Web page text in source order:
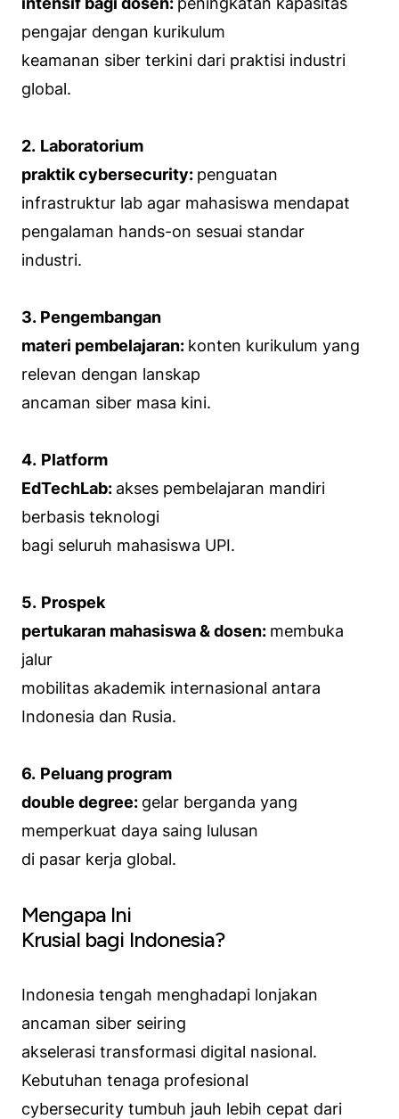
pengajar dengan kurikulum
keamanan siber terkini dari praktisi industri
global.
2. Laboratorium
praktik cybersecurity: penguatan
infrastruktur lab agar mahasiswa mendapat
pengalaman hands-on sesuai standar
industri.
3. Pengembangan
materi pembelajaran: konten kurikulum yang
relevan dengan lanskap
ancaman siber masa kini.
4. Platform
EdTechLab: akses pembelajaran mandiri
berbasis teknologi
bagi seluruh mahasiswa UPI.
5. Prospek
pertukaran mahasiswa & dosen: membuka
jalur
mobilitas akademik internasional antara
Indonesia dan Rusia.
6. Peluang program
double degree: gelar berganda yang
memperkuat daya saing lulusan
di pasar kerja global.
Mengapa Ini
Krusial bagi Indonesia?
Indonesia tengah menghadapi lonjakan
ancaman siber seiring
akselerasi transformasi digital nasional.
Kebutuhan tenaga profesional
cybersecurity tumbuh jauh lebih cepat dari